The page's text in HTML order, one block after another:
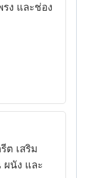
ง และช่อง
ต เสริม
ผนัง และ